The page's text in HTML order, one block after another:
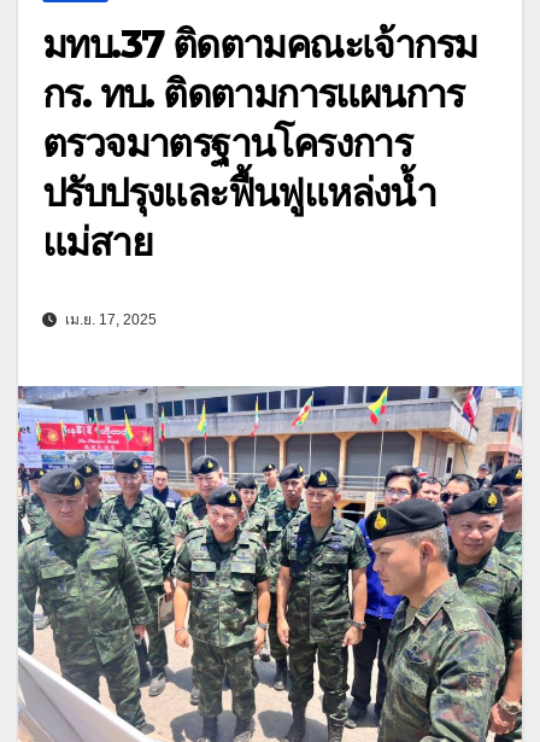
มทบ.37 ติดตามคณะเจ้ากรม
กร. ทบ. ติดตามการแผนการ
ตรวจมาตรฐานโครงการ
ปรับปรุงและฟื้นฟูแหล่งน้ำ
แม่สาย
เม.ย. 17, 2025